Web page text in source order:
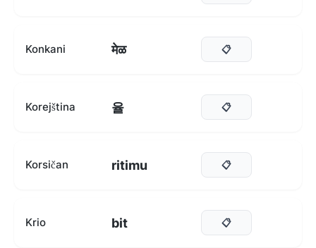
Konkani मेळ 📋
Korejština 율 📋
Korsičan ritimu 📋
Krio bit 📋